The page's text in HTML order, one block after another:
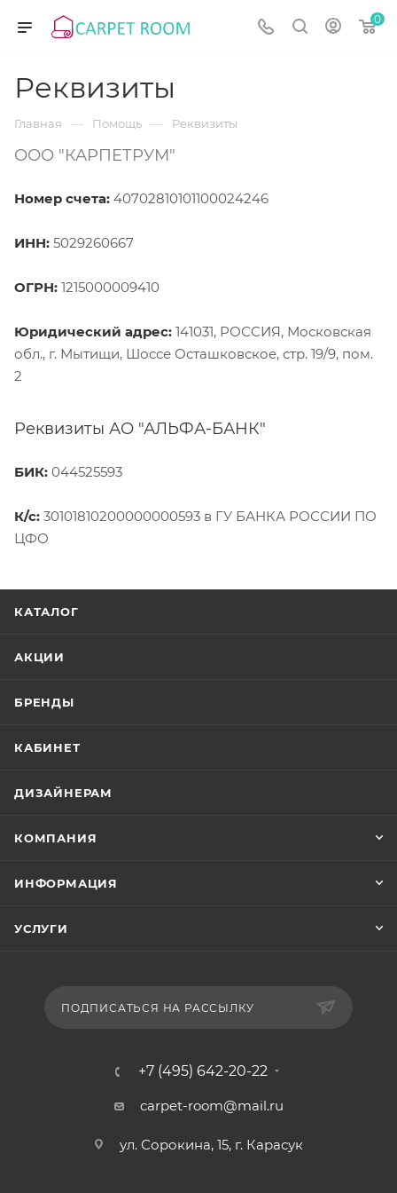
0
Реквизиты
Главная — Помощь — Реквизиты
ООО "КАРПЕТРУМ"
Номер счета: 40702810101100024246
ИНН: 5029260667
ОГРН: 1215000009410
Юридический адрес: 141031, РОССИЯ, Московская
обл., г. Мытищи, Шоссе Осташковское, стр. 19/9, пом.
2
Реквизиты АО "АЛЬФА-БАНК"
БИК: 044525593
К/с: 30101810200000000593 в ГУ БАНКА РОССИИ ПО
ЦФО
КАТАЛОГ
АКЦИИ
БРЕНДЫ
КАБИНЕТ
ДИЗАЙНЕРАМ
КОМПАНИЯ
ИНФОРМАЦИЯ
УСЛУГИ
ПОДПИСАТЬСЯ НА РАССЫЛКУ
+7 (495) 642-20-22
carpet-room@mail.ru
ул. Сорокина, 15, г. Карасук